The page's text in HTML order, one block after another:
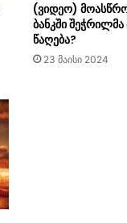
(ვიდეო)
ბანკში შეჭრილმა
წაღება?
23 მაისი 2024